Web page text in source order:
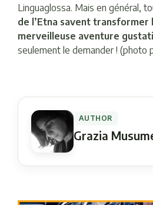
Linguaglossa. Mais en général,
de l’Etna savent transformer
merveilleuse aventure
seulement le demander ! (photo
AUTHOR
Grazia